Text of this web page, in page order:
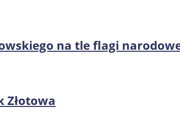
na tle flagi
Złotowa